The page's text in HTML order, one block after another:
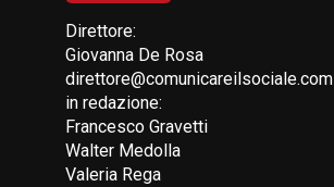
Direttore:
Giovanna De Rosa
direttore@comunicareilsociale.com
in redazione:
Francesco Gravetti
Walter Medolla
Valeria Rega